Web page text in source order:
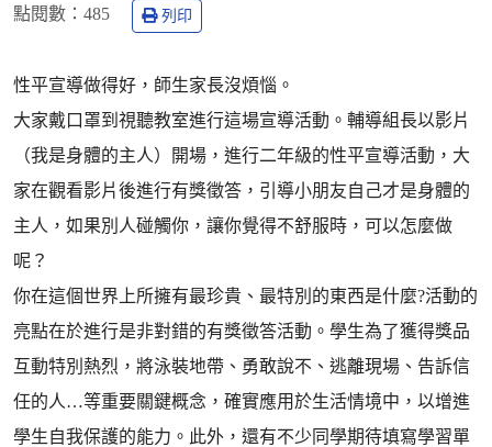
點閱數： 485 列印
性平宣導做得好，師生家長沒煩惱。
大家戴口罩到視聽教室進行這場宣導活動。輔導組長以影片
（我是身體的主人）開場，進行二年級的性平宣導活動，大
家在觀看影片後進行有獎徵答，引導小朋友自己才是身體的
主人，如果別人碰觸你，讓你覺得不舒服時，可以怎麼做
呢？
你在這個世界上所擁有最珍貴、最特別的東西是什麼?活動的
亮點在於進行是非對錯的有獎徵答活動。學生為了獲得獎品
互動特別熱烈，將泳裝地帶、勇敢說不、逃離現場、告訴信
任的人…等重要關鍵概念，確實應用於生活情境中，以增進
學生自我保護的能力。此外，還有不少同學期待填寫學習單